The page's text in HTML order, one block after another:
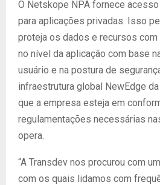
O Netskope NPA fornece
para aplicações privadas. Isso
proteja os dados e recursos
no nível da aplicação com base
usuário e na postura de
infraestrutura global NewEdge
que a empresa esteja em
regulamentações necessárias
opera.
“A Transdev nos procurou com
com os quais lidamos com